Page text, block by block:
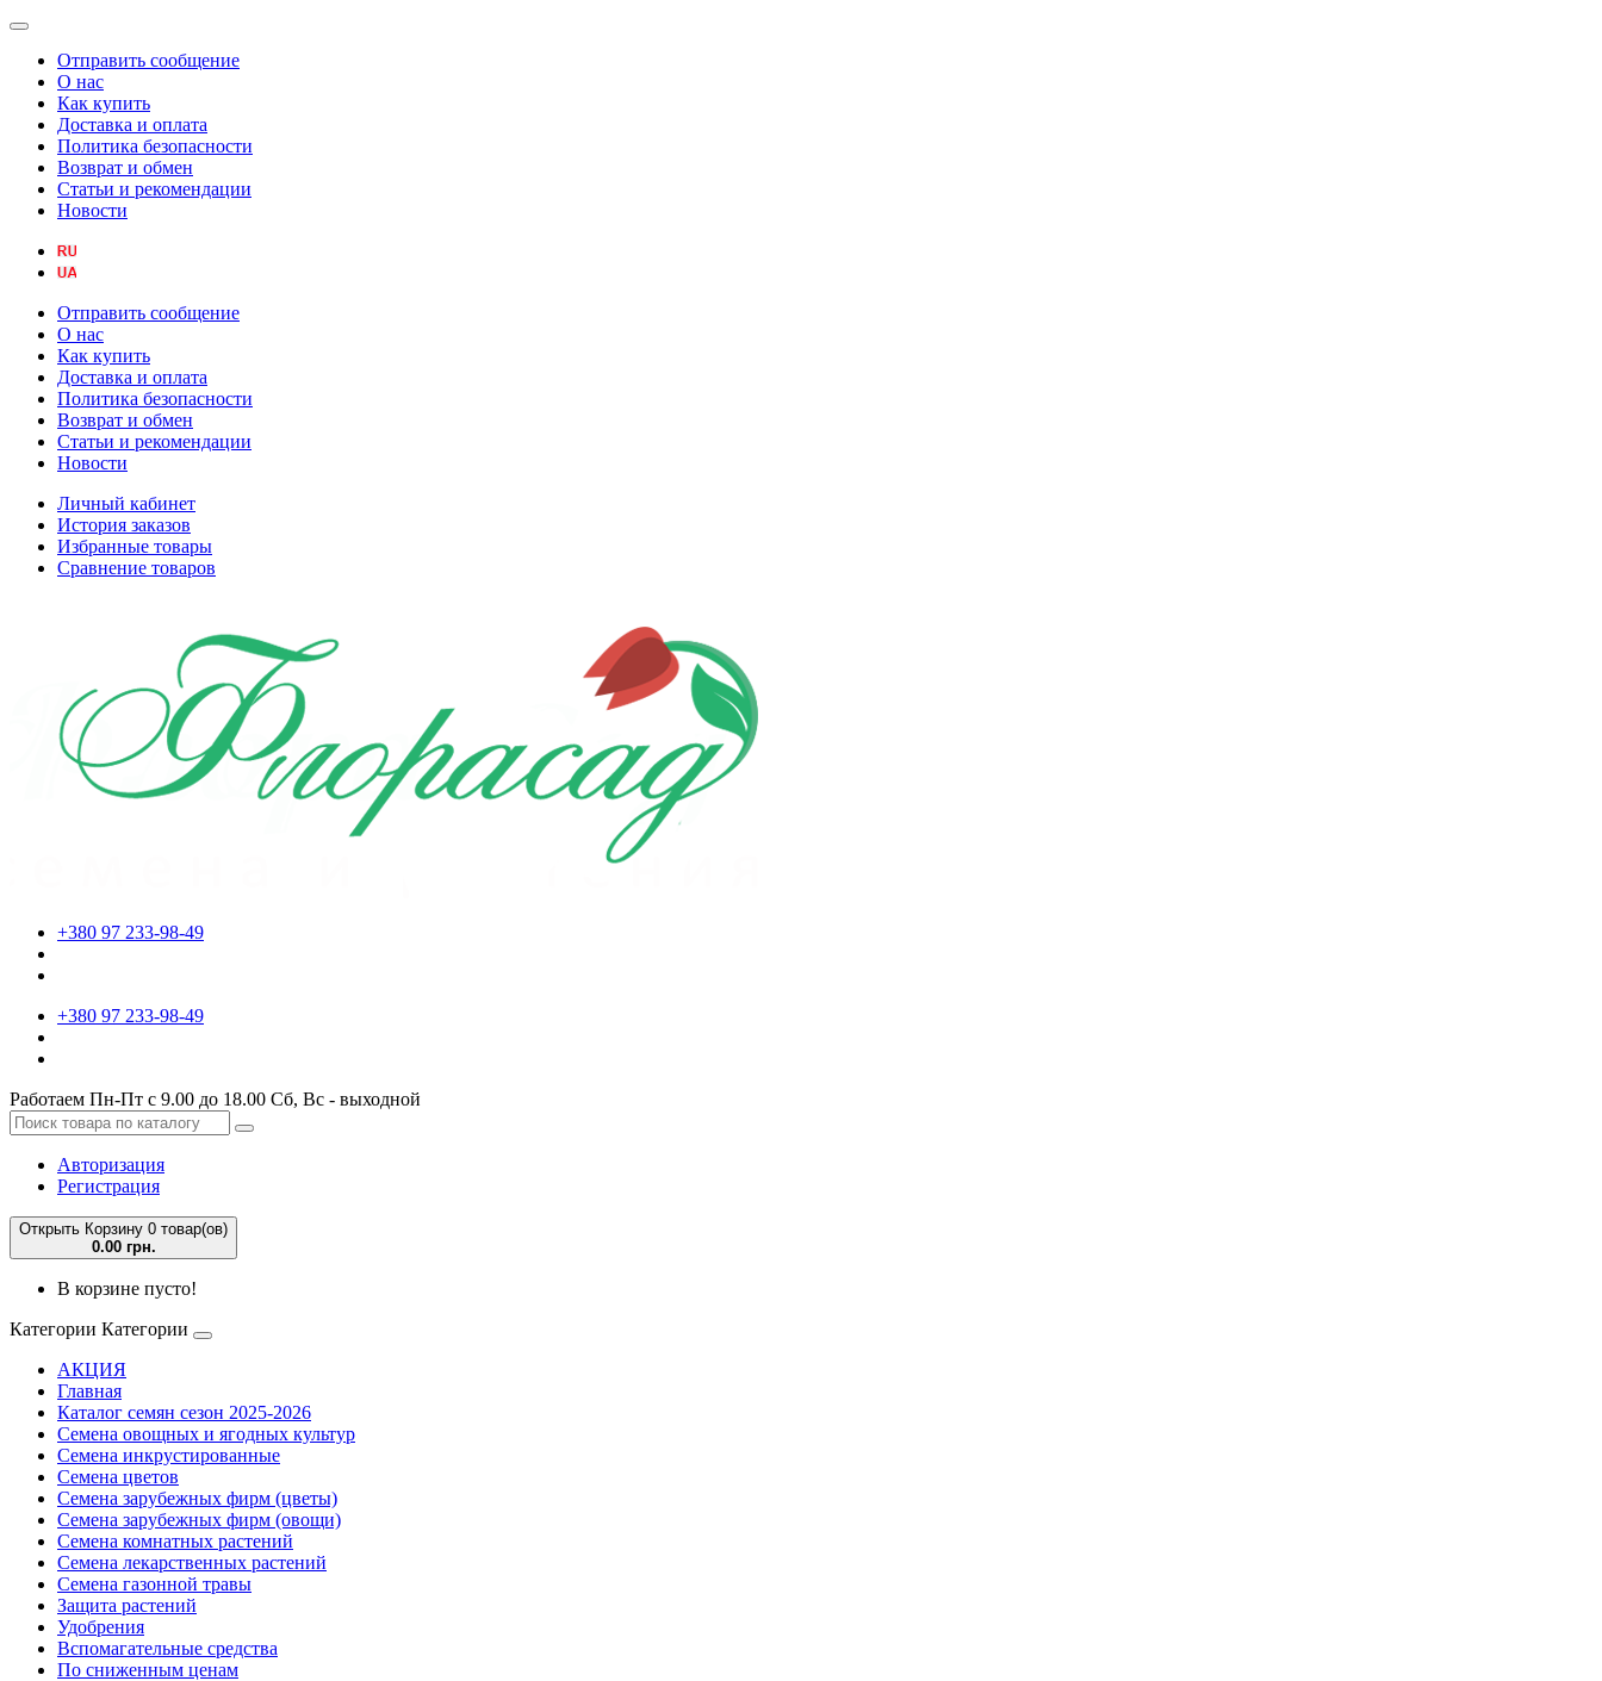
Отправить сообщение
О нас
Как купить
Доставка и оплата
Политика безопасности
Возврат и обмен
Статьи и рекомендации
Новости
Отправить сообщение
О нас
Как купить
Доставка и оплата
Политика безопасности
Возврат и обмен
Статьи и рекомендации
Новости
Личный кабинет
История заказов
Избранные товары
Сравнение товаров
+380 97 233-98-49
+380 97 233-98-49
Работаем Пн-Пт с 9.00 до 18.00 Сб, Вс - выходной
Авторизация
Регистрация
Открыть Корзину 0 товар(ов)
0.00 грн.
В корзине пусто!
Категории Категории
АКЦИЯ
Главная
Каталог семян сезон 2025-2026
Семена овощных и ягодных культур
Семена инкрустированные
Семена цветов
Семена зарубежных фирм (цветы)
Семена зарубежных фирм (овощи)
Семена комнатных растений
Семена лекарственных растений
Семена газонной травы
Защита растений
Удобрения
Вспомагательные средства
По сниженным ценам